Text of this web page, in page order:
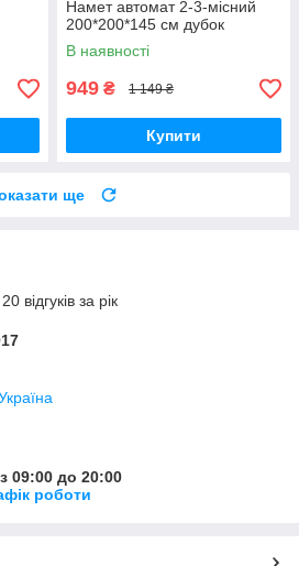
Намет автомат 2-3-місний
200*200*145 см дубок
В наявності
949 ₴ 1 149 ₴
Купити
ще
відгуків за рік
09:00 до 20:00
роботи